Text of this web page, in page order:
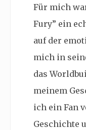
Für mich
Fury” ein
auf der
mich in
das
meinem
ich ein Fan
Geschichte